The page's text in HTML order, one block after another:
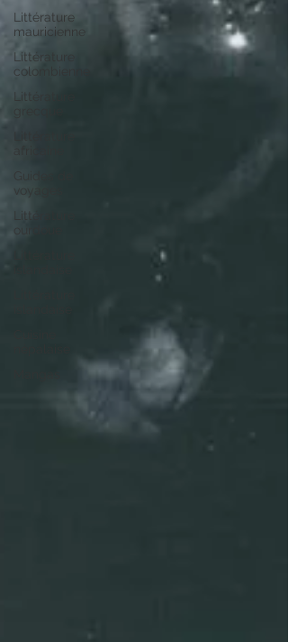
Littérature
mauricienne
Littérature
colombienne
Littérature
Littérature